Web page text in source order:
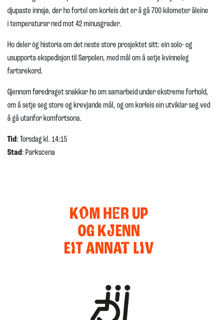
djupaste innsjø, der ho fortel om korleis det er å gå 700 kilometer åleine
i temperaturar ned mot 42 minusgrader.
Ho deler òg historia om det neste store prosjektet sitt: ein solo- og
usupporta ekspedisjon til Sørpolen, med mål om å setje kvinneleg
fartsrekord.
Gjennom føredraget snakkar ho om samarbeid under ekstreme forhold,
om å setje seg store og krevjande mål, og om korleis ein utviklar seg ved
å gå utanfor komfortsona.
Tid: Torsdag kl. 14:15
Stad: Parkscena